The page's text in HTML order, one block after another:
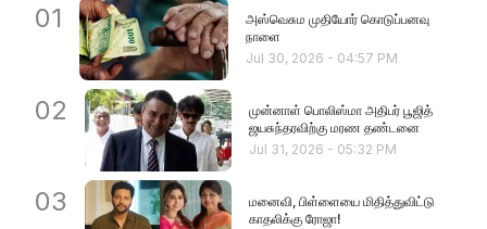
01
அஸ்வெசும முதியோர் கொடுப்பனவு
நாளை
Jul 30, 2026 - 04:57 PM
02
முன்னாள் பொலிஸ்மா அதிபர் பூஜித்
ஜயசுந்தரவிற்கு மரண தண்டனை
Jul 31, 2026 - 05:32 PM
03
மனைவி, பிள்ளையை மிதித்துவிட்டு
காதலிக்கு ரோஜா!